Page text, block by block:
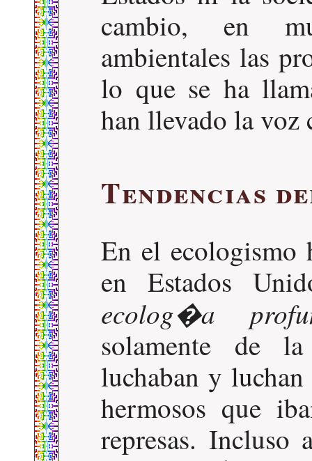
cambio, en
ambientales las
lo que se ha
han llevado la voz
Tendencias
En el ecologismo
en Estados
ecolog�a
solamente de
luchaban y
hermosos que
represas.